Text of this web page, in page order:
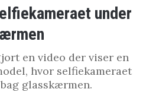
under
en video der viser en
hvor selfiekameraet
glasskærmen.